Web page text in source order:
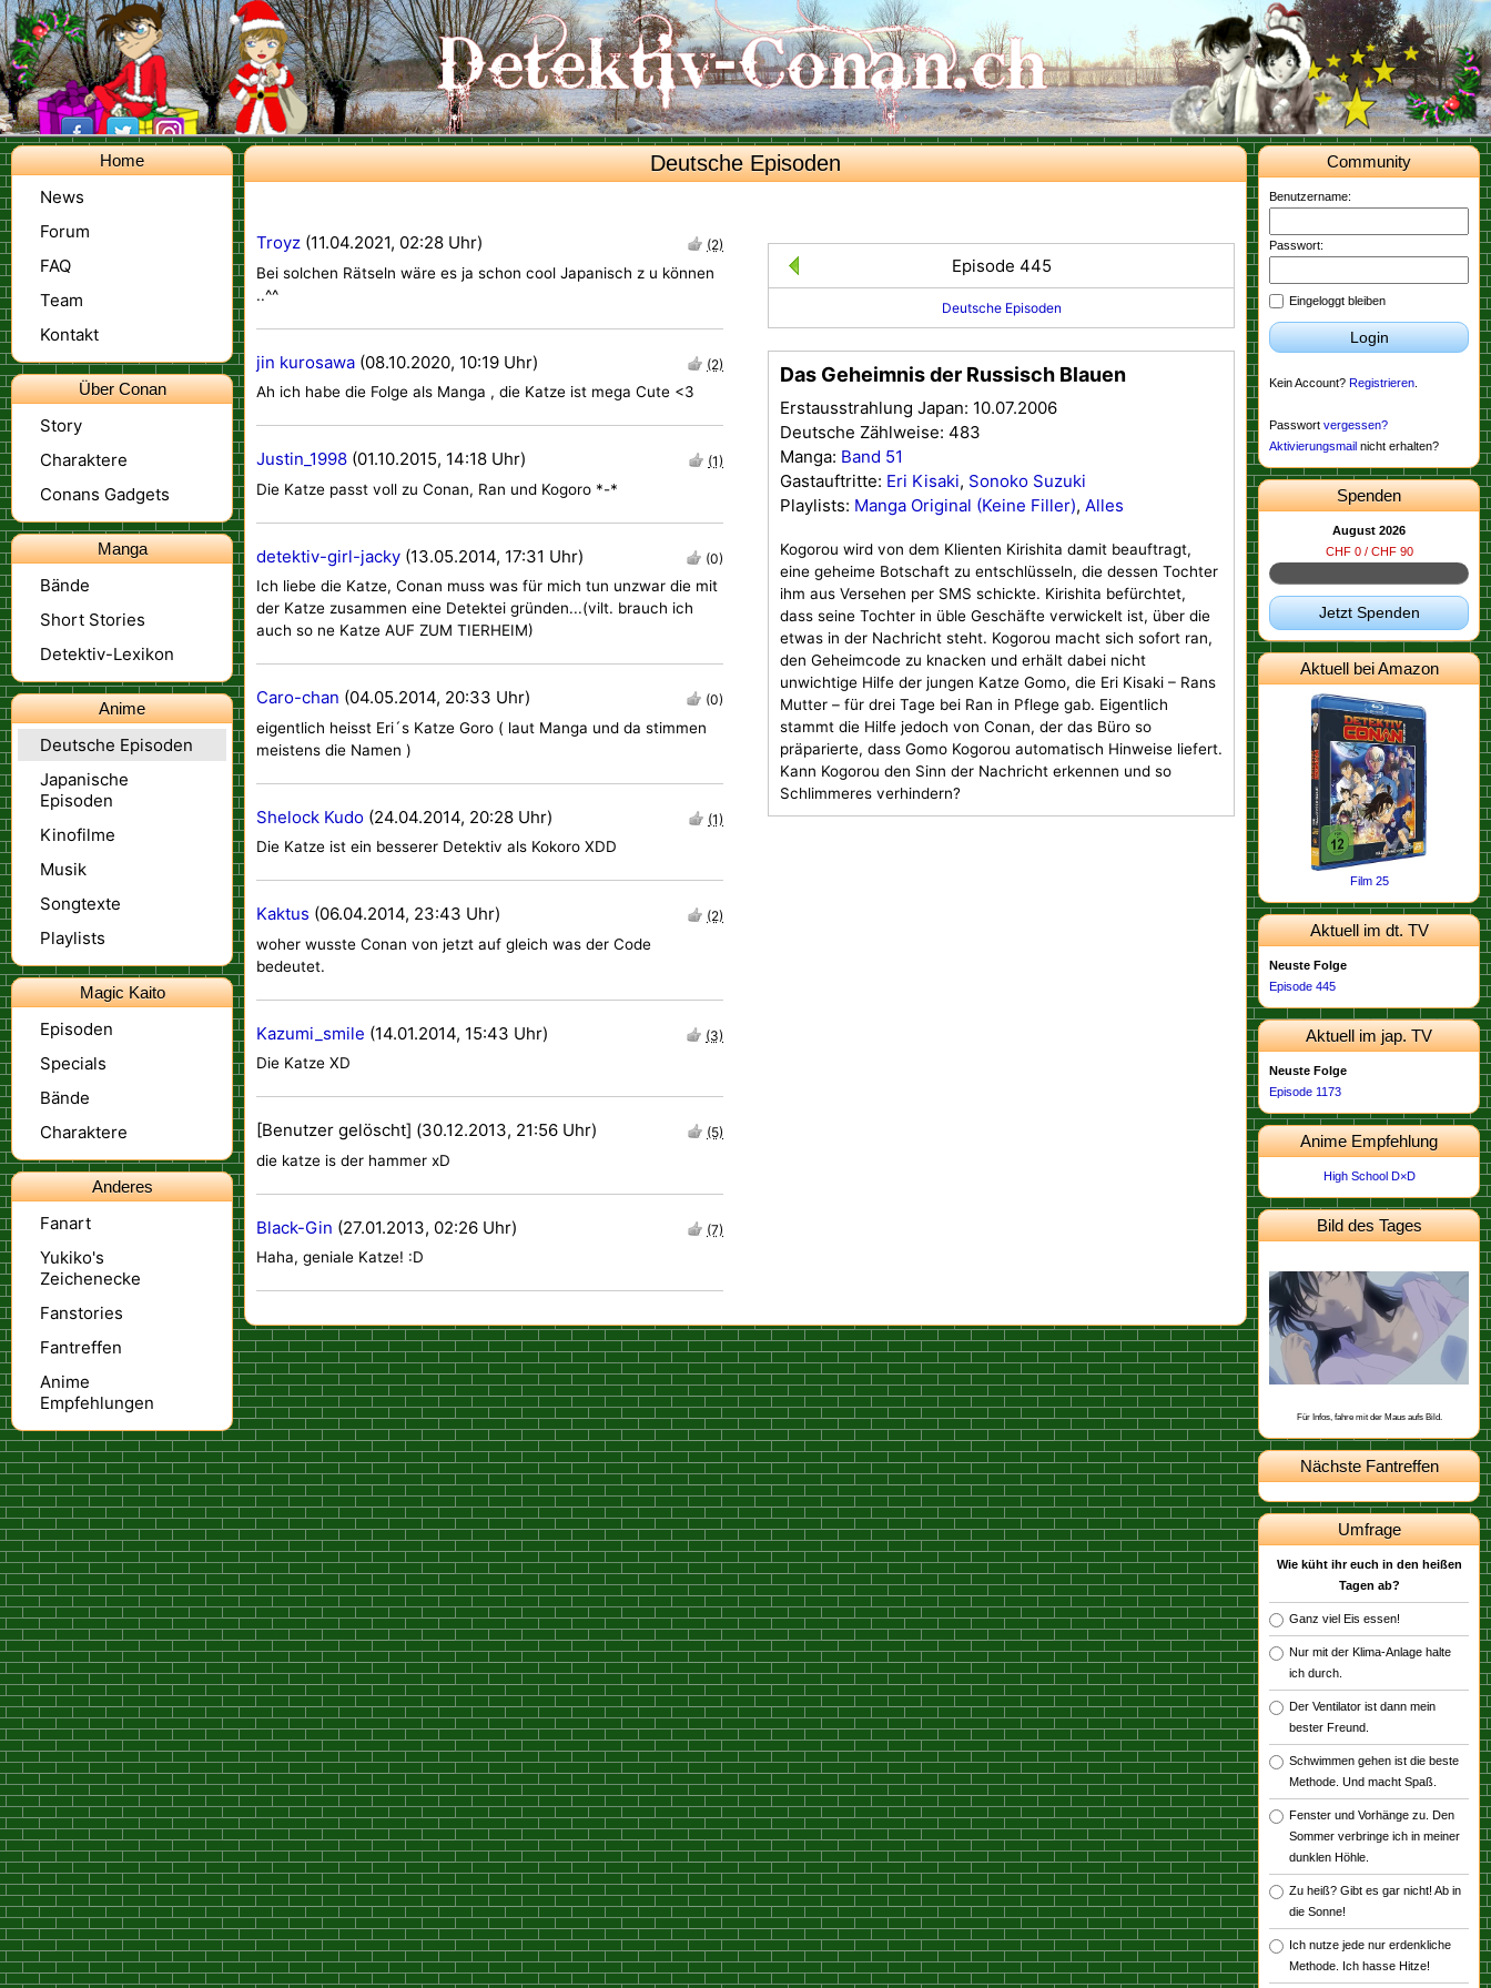
Home
News
Forum
FAQ
Team
Kontakt
Über Conan
Story
Charaktere
Conans Gadgets
Manga
Bände
Short Stories
Detektiv-Lexikon
Anime
Deutsche Episoden
Japanische
Episoden
Kinofilme
Musik
Songtexte
Playlists
Magic Kaito
Episoden
Specials
Bände
Charaktere
Anderes
Fanart
Yukiko's
Zeichenecke
Fanstories
Fantreffen
Anime
Empfehlungen
Community
Benutzername:
Passwort:
Eingeloggt bleiben
Login
Kein Account? Registrieren
Passwort vergessen?
Aktivierungsmail nicht erhalten?
Spenden
August 2026
CHF 0 / CHF 90
Jetzt Spenden
Aktuell bei Amazon
Film 25
Aktuell im dt. TV
Neuste Folge
Episode 445
Aktuell im jap. TV
Neuste Folge
Episode 1173
Anime Empfehlung
High School D×D
Bild des Tages
Dieses Bild stammt von der
Episode 567
Schon gewusst, dass Kommissar
Nakamori schon hinter Kids Vater her
Für Infos, fahre mit der Maus aufs Bild.
Nächste Fantreffen
Umfrage
Wie küht ihr euch in den heißen
Tagen ab?
Ganz viel Eis essen!
Nur mit der Klima-Anlage halte
ich durch.
Der Ventilator ist dann mein
bester Freund.
Schwimmen gehen ist die beste
Methode. Und macht Spaß.
Fenster und Vorhänge zu. Den
Sommer verbringe ich in meiner
dunklen Höhle.
Zu heiß? Gibt es gar nicht! Ab in
die Sonne!
Ich nutze jede nur erdenkliche
Methode. Ich hasse Hitze!
Deutsche Episoden
Troyz (11.04.2021, 02:28 Uhr) (2)
Bei solchen Rätseln wäre es ja schon cool Japanisch z u können
..^^
jin kurosawa (08.10.2020, 10:19 Uhr) (2)
Ah ich habe die Folge als Manga , die Katze ist mega Cute <3
Justin_1998 (01.10.2015, 14:18 Uhr) (1)
Die Katze passt voll zu Conan, Ran und Kogoro *-*
detektiv-girl-jacky (13.05.2014, 17:31 Uhr) (0)
Ich liebe die Katze, Conan muss was für mich tun unzwar die mit
der Katze zusammen eine Detektei gründen...(vilt. brauch ich
auch so ne Katze AUF ZUM TIERHEIM)
Caro-chan (04.05.2014, 20:33 Uhr) (0)
eigentlich heisst Eri´s Katze Goro ( laut Manga und da stimmen
meistens die Namen )
Shelock Kudo (24.04.2014, 20:28 Uhr) (1)
Die Katze ist ein besserer Detektiv als Kokoro XDD
Kaktus (06.04.2014, 23:43 Uhr) (2)
woher wusste Conan von jetzt auf gleich was der Code
bedeutet.
Kazumi_smile (14.01.2014, 15:43 Uhr) (3)
Die Katze XD
[Benutzer gelöscht] (30.12.2013, 21:56 Uhr) (5)
die katze is der hammer xD
Black-Gin (27.01.2013, 02:26 Uhr) (7)
Haha, geniale Katze! :D
Episode 445
Deutsche Episoden
Das Geheimnis der Russisch Blauen
Erstausstrahlung Japan: 10.07.2006
Deutsche Zählweise: 483
Manga: Band 51
Gastauftritte: Eri Kisaki, Sonoko Suzuki
Playlists: Manga Original (Keine Filler), Alles
Kogorou wird von dem Klienten Kirishita damit beauftragt,
eine geheime Botschaft zu entschlüsseln, die dessen Tochter
ihm aus Versehen per SMS schickte. Kirishita befürchtet,
dass seine Tochter in üble Geschäfte verwickelt ist, über die
etwas in der Nachricht steht. Kogorou macht sich sofort ran,
den Geheimcode zu knacken und erhält dabei nicht
unwichtige Hilfe der jungen Katze Gomo, die Eri Kisaki – Rans
Mutter – für drei Tage bei Ran in Pflege gab. Eigentlich
stammt die Hilfe jedoch von Conan, der das Büro so
präparierte, dass Gomo Kogorou automatisch Hinweise liefert.
Kann Kogorou den Sinn der Nachricht erkennen und so
Schlimmeres verhindern?